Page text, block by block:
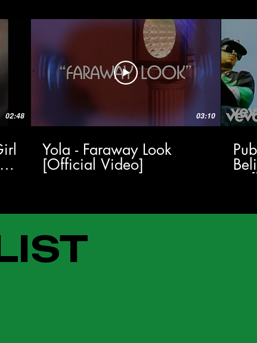
02:48 03:10
Yola - Faraway Look
[Official Video]